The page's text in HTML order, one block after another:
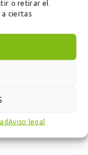
o retirar el
ciertas
Aviso legal
de
desde
de
para su